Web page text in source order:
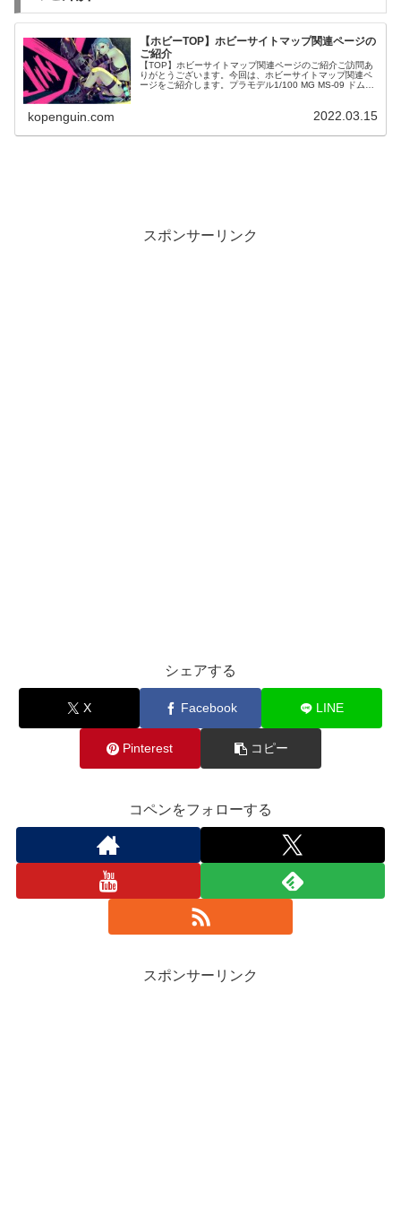
【ホビーTOP】ホビーサイトマップ関連ページの
ご紹介
【TOP】ホビーサイトマップ関連ページのご紹介ご訪問あ
りがとうございます。今回は、ホビーサイトマップ関連ペ
ージをご紹介します。プラモデル1/100 MG MS-09 ドム
kopenguin.com 2022.03.15
スポンサーリンク
シェアする
X Facebook LINE
Pinterest コピー
コペンをフォローする
スポンサーリンク